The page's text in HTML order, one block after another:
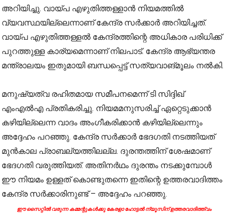
അറിയിച്ചു. വായ്പ എഴുതിത്തള്ളാന്‍ നിയമത്തില്‍
വ്യവസ്ഥയില്ലെന്നാണ് കേന്ദ്ര സര്‍ക്കാര്‍ അറിയിച്ചത്.
വായ്പ എഴുതിത്തള്ളല്‍ കേന്ദ്രത്തിന്റെ അധികാര പരിധിക്ക്
പുറത്തുള്ള കാര്യമെന്നാണ് നിലപാട്. കേന്ദ്ര ആഭ്യന്തര
മന്ത്രാലയം ഇതുമായി ബന്ധപ്പെട്ട് സത്യവാങ്മൂലം നല്‍കി.
മനുഷ്യത്വ രഹിതമായ സമീപനമെന്ന് ടി സിദ്ദിഖ്
എംഎല്‍എ പ്രതികരിച്ചു. നിയമമനുസരിച്ച് ഏറ്റെടുക്കാന്‍
കഴിയില്ലെന്ന വാദം അംഗീകരിക്കാന്‍ കഴിയില്ലെന്നും
അദ്ദേഹം പറഞ്ഞു. കേന്ദ്ര സര്‍ക്കാര്‍ ഭേദഗതി നടത്തിയത്
മുന്‍കാല പ്രാബല്യത്തിലല്ല. ദുരന്തത്തിന് ശേഷമാണ്
ഭേദഗതി വരുത്തിയത്. അതിനര്‍ഥം ദുരന്തം നടക്കുമ്പോള്‍
ഈ നിയമം ഉള്ളത് കൊണ്ടുതന്നെ ഇതിന്റെ ഉത്തരവാദിത്തം
കേന്ദ്ര സര്‍ക്കാരിനുണ്ട് – അദ്ദേഹം പറഞ്ഞു.
ഈ സൈറ്റിൽ വരുന്ന കമ്മന്റുകൾക്കു കേരളാ ഹോട്ടൽ ന്യൂസിന് ഉത്തരവാദിത്ത്വം